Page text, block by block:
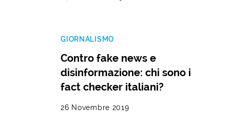
GIORNALISMO
Contro fake news e
disinformazione: chi sono i
fact checker italiani?
26 Novembre 2019